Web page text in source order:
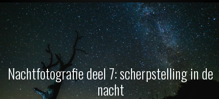
Nachtfotografie deel 7: scherpstelling in de
nacht